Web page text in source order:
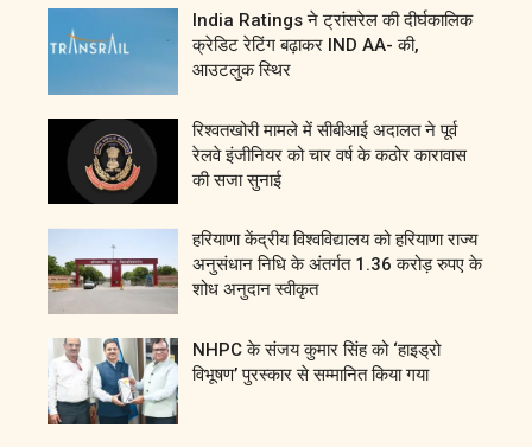
India Ratings ने ट्रांसरेल की दीर्घकालिक
क्रेडिट रेटिंग बढ़ाकर IND AA- की,
आउटलुक स्थिर
रिश्वतखोरी मामले में सीबीआई अदालत ने पूर्व
रेलवे इंजीनियर को चार वर्ष के कठोर कारावास
की सजा सुनाई
हरियाणा केंद्रीय विश्वविद्यालय को हरियाणा राज्य
अनुसंधान निधि के अंतर्गत 1.36 करोड़ रुपए के
शोध अनुदान स्वीकृत
NHPC के संजय कुमार सिंह को ‘हाइड्रो
विभूषण’ पुरस्कार से सम्मानित किया गया